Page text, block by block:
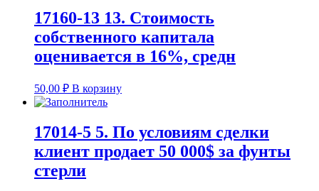
17160-13 13. Стоимость
собственного капитала
оценивается в 16%, средн
50,00 ₽ В корзину
17014-5 5. По условиям сделки
клиент продает 50 000$ за фунты
стерли